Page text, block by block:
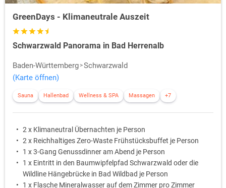
GreenDays - Klimaneutrale Auszeit
Schwarzwald Panorama in Bad Herrenalb
Baden-Württemberg Schwarzwald
(Karte öffnen)
Sauna Hallenbad Wellness & SPA Massagen +7
2 x Klimaneutral Übernachten je Person
2 x Reichhaltiges Zero-Waste Frühstücksbuffet je Person
1 x 3-Gang Genussdinner am Abend je Person
1 x Eintritt in den Baumwipfelpfad Schwarzwald oder die
Wildline Hängebrücke in Bad Wildbad je Person
1 x Flasche Mineralwasser auf dem Zimmer pro Zimmer